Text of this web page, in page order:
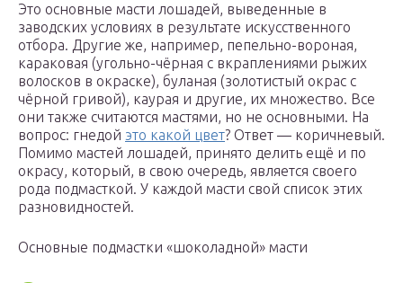
Это основные масти лошадей, выведенные в
заводских условиях в результате искусственного
отбора. Другие же, например, пепельно-вороная,
караковая (угольно-чёрная с вкраплениями рыжих
волосков в окраске), буланая (золотистый окрас с
чёрной гривой), каурая и другие, их множество. Все
они также считаются мастями, но не основными. На
вопрос: гнедой это какой цвет? Ответ — коричневый.
Помимо мастей лошадей, принято делить ещё и по
окрасу, который, в свою очередь, является своего
рода подмасткой. У каждой масти свой список этих
разновидностей.
Основные подмастки «шоколадной» масти